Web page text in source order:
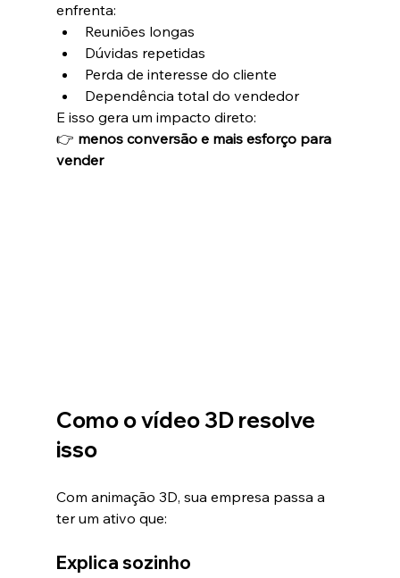
enfrenta:
Reuniões longas
Dúvidas repetidas
Perda de interesse do cliente
Dependência total do vendedor
E isso gera um impacto direto:
👉 menos conversão e mais esforço para
vender
Como o vídeo 3D resolve
isso
Com animação 3D, sua empresa passa a
ter um ativo que:
Explica sozinho